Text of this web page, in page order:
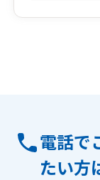
電話で
たい方